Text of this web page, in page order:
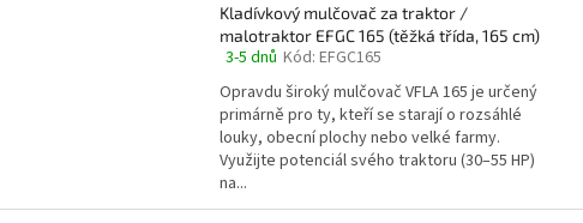
Kladívkový mulčovač za traktor /
malotraktor EFGC 165 (těžká třída, 165 cm)
Průměrné
hodnocení
produktu
je
5,0
z
3-5 dnů Kód: EFGC165
Opravdu široký mulčovač VFLA 165 je určený
primárně pro ty, kteří se starají o rozsáhlé
louky, obecní plochy nebo velké farmy.
Využijte potenciál svého traktoru (30–55 HP)
na...